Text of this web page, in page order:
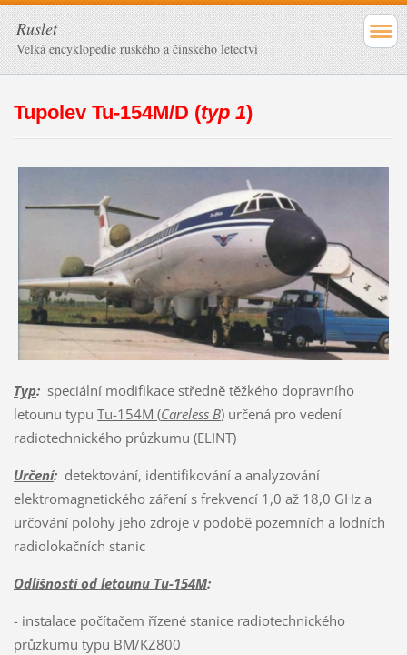
Ruslet
Velká encyklopedie ruského a čínského letectví
Tupolev Tu-154M/D (typ 1)
Typ:speciální modifikace středně těžkého dopravního
letounu typu Tu-154M (Careless B)určená pro vedení
radiotechnického průzkumu (ELINT)
Určení:detektování, identifikování a analyzování
elektromagnetického záření s frekvencí 1,0 až 18,0 GHz a
určování polohy jeho zdroje v podobě pozemních a lodních
radiolokačních stanic
Odlišnosti od letounu Tu-154M:
- instalace počítačem řízené stanice radiotechnického
průzkumu typu BM/KZ800